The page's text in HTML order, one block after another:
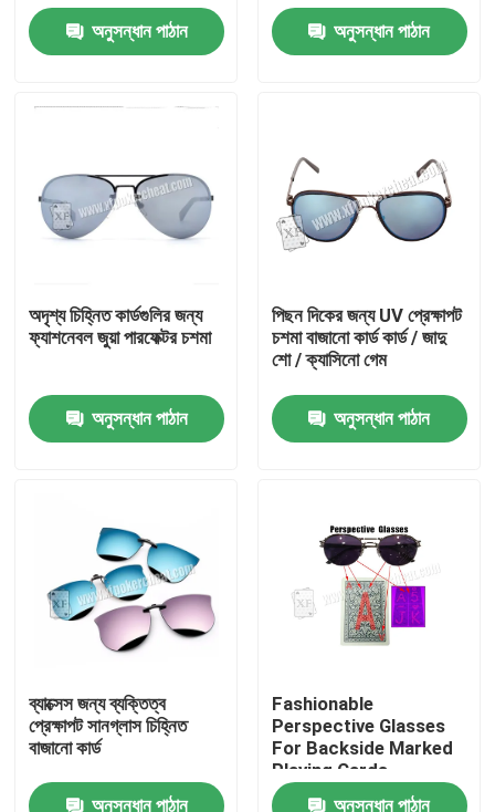
বাড়ি
পণ্য
ভিডিও
কারখানা পরিদর্শন
আমাদের সাথে যোগাযোগ
একটি উদ্ধৃতি অনুরোধ করুন
অদৃশ্য বাজানো কার্ড
অনুসন্ধান পাঠান অনুসন্ধান পাঠান
অদৃশ্য চিহ্নিত কার্ডগুলির জন্য
ফ্যাশনেবল জুয়া পারফেক্টর চশমা
অনুসন্ধান পাঠান
পিছন দিকের জন্য UV প্রেক্ষাপট
চশমা বাজানো কার্ড কার্ড / জাদু
শো / ক্যাসিনো গেম
অনুসন্ধান পাঠান
ব্যাক্সেস জন্য ব্যক্তিত্ব
প্রেক্ষাপট সানগ্লাস চিহ্নিত
বাজানো কার্ড
অনুসন্ধান পাঠান
Fashionable
Perspective Glasses
For Backside Marked
Playing Cards
অনুসন্ধান পাঠান